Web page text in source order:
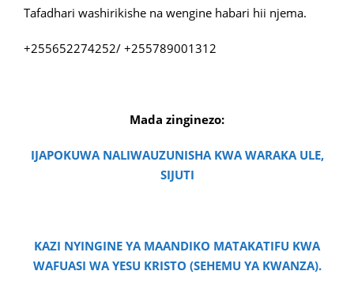
Tafadhari washirikishe na wengine habari hii njema.
+255652274252/ +255789001312
Mada zinginezo:
IJAPOKUWA NALIWAUZUNISHA KWA WARAKA ULE,
SIJUTI
KAZI NYINGINE YA MAANDIKO MATAKATIFU KWA
WAFUASI WA YESU KRISTO (SEHEMU YA KWANZA).